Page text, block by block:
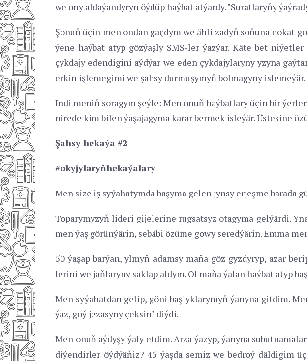
we ony aldaýandyryn öýdüp haýbat atýardy. "Suratlaryňy
Şonuň üçin men ondan gaçdym we ähli zadyň soňuna nokat
ýene haýbat atyp gözýaşly SMS-ler ýazýar. Käte bet
çykdajy edendigini aýdýar we eden çykdajylaryny yzyna
erkin işlemegimi we şahsy durmuşymyň bolmagyny islemeýär.
Indi meniň soragym şeýle: Men onuň haýbatlary üçin bir
nirede kim bilen ýaşajagyma karar bermek isleýär. Üstesine
Şahsy hekaýa #2
#okyjylaryňhekaýalary
Men size iş syýahatymda başyma gelen jynsy erjeşme barada
Toparymyzyň lideri gijelerine rugsatsyz otagyma gelýärdi.
men ýaş görünýärin, sebäbi özüme gowy seredýärin. Emma
50 ýaşap barýan, ylmyň adamsy maňa göz gyzdyryp, azar
lerini we jaňlaryny saklap aldym. Ol maňa ýalan haýbat atyp
Men syýahatdan gelip, göni başlyklarymyň ýanyna gitdim.
ýaz, goý jezasyny çeksin" diýdi.
Men onuň aýdyşy ýaly etdim. Arza ýazyp, ýanyna
diýendirler öýdýäňiz? 45 ýaşda semiz we bedroý däldigim